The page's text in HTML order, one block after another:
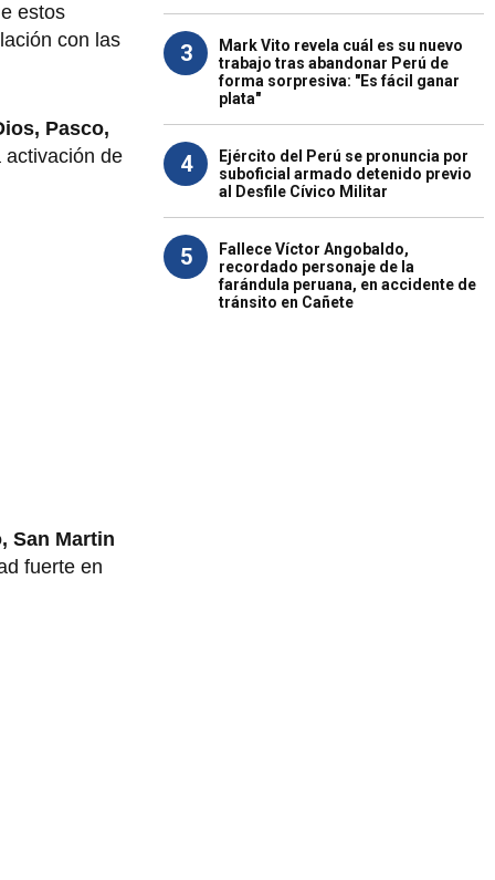
estos
con las
Pasco,
activación de
San Martin
fuerte en
3
Mark Vito revela cuál es su nuevo
trabajo tras abandonar Perú de
forma sorpresiva: "Es fácil ganar
plata"
4
Ejército del Perú se pronuncia por
suboficial armado detenido previo
al Desfile Cívico Militar
5
Fallece Víctor Angobaldo,
recordado personaje de la
farándula peruana, en accidente de
tránsito en Cañete